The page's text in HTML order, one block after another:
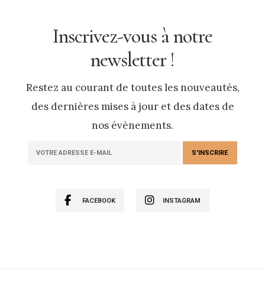
Inscrivez-vous à notre
newsletter !
Restez au courant de toutes les nouveautés,
des dernières mises à jour et des dates de
nos évènements.
FACEBOOK INSTAGRAM